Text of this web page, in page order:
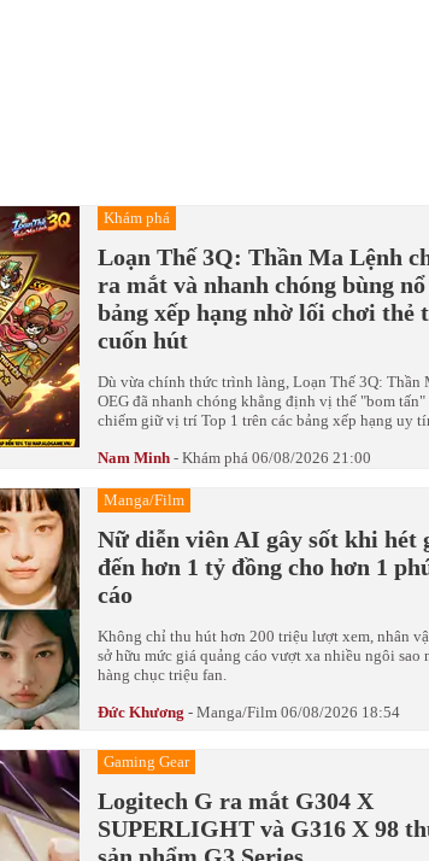
Khám phá
Loạn Thế 3Q: Thần Ma Lệnh
ra mắt và nhanh chóng bùng
bảng xếp hạng nhờ lối chơi thẻ
cuốn hút
Dù vừa chính thức trình làng, Loạn Thế 3Q: Thần
OEG đã nhanh chóng khẳng định vị thế "bom
chiếm giữ vị trí Top 1 trên các bảng xếp hạng uy
Nam Minh - Khám phá 06/08/2026 21:00
Manga/Film
Nữ diễn viên AI gây sốt khi hét
đến hơn 1 tỷ đồng cho hơn 1
cáo
Không chỉ thu hút hơn 200 triệu lượt xem, nhân
sở hữu mức giá quảng cáo vượt xa nhiều ngôi sao
hàng chục triệu fan.
Đức Khương - Manga/Film 06/08/2026 18:54
Gaming Gear
Logitech G ra mắt G304 X
SUPERLIGHT và G316 X 98